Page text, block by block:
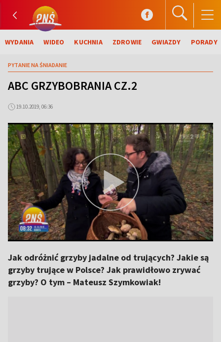
WYDANIA WIDEO KUCHNIA ZDROWIE GWIAZDY PORADY
PYTANIE NA ŚNIADANIE
ABC GRZYBOBRANIA CZ.2
19.10.2019, 06:36
Jak odróżnić grzyby jadalne od trujących? Jakie są
grzyby trujące w Polsce? Jak prawidłowo zrywać
grzyby? O tym – Mateusz Szymkowiak!